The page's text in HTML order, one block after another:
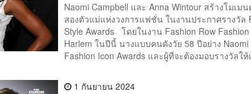
Naomi Campbell และ Anna Wintour สร้างโมเ
สองตัวแม่แห่งวงการแฟชั่น ในงานประกาศรางวัล
Style Awards โดยในงาน Fashion Row Fashion
Harlem ในปีนี้ นางแบบคนดังวัย 58 ปีอย่าง Naomi
Fashion Icon Awards และผู้ที่จะต้องมอบรางวัลให้
1 กันยายน 2024